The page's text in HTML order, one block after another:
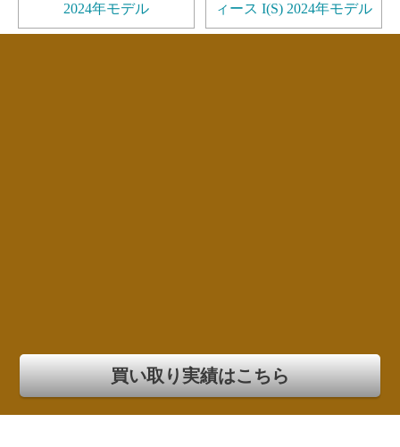
2024年モデル
ィース I(S) 2024年モデル
買い取り実績はこちら